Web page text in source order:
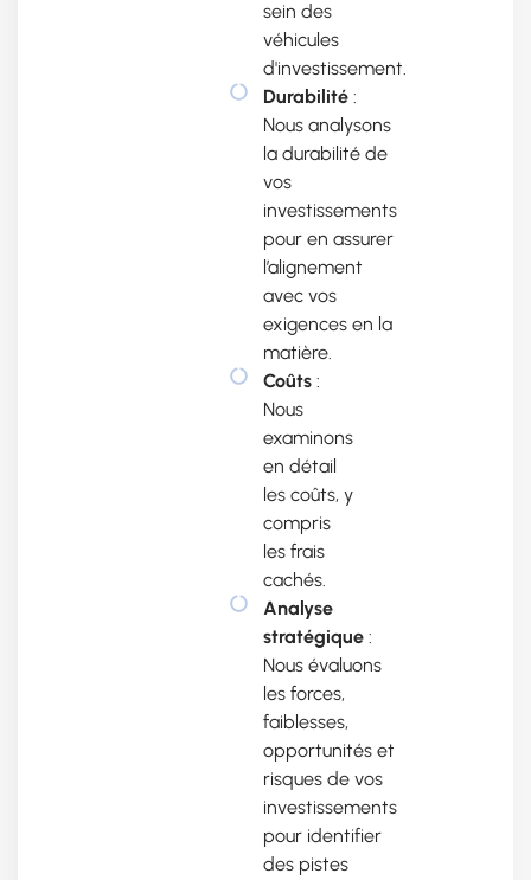
sein des
véhicules
d'investissement.
Durabilité :
Nous analysons
la durabilité de
vos
investissements
pour en assurer
l’alignement
avec vos
exigences en la
matière.
Coûts :
Nous
examinons
en détail
les coûts, y
compris
les frais
cachés.
Analyse
stratégique :
Nous évaluons
les forces,
faiblesses,
opportunités et
risques de vos
investissements
pour identifier
des pistes